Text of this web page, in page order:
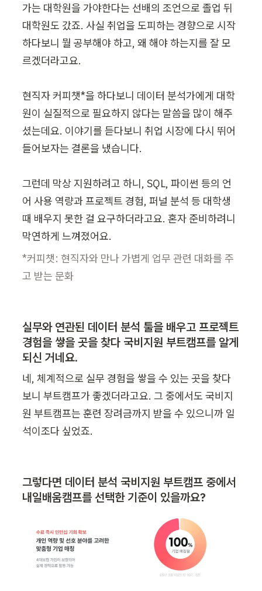
가는 대학원을 가야한다는 선배의 조언으로 졸업 뒤
대학원도 갔죠. 사실 취업을 도피하는 경향으로 시작
하다보니 뭘 공부해야 하고, 왜 해야 하는지를 잘 모
르겠더라고요.
현직자 커피챗*을 하다보니 데이터 분석가에게 대학
원이 실질적으로 필요하지 않다는 말씀을 많이 해주
셨는데요. 이야기를 듣다보니 취업 시장에 다시 뛰어
들어보자는 결론을 냈습니다.
그런데 막상 지원하려고 하니, SQL, 파이썬 등의 언
어 사용 역량과 프로젝트 경험, 퍼널 분석 등 대학생
때 배우지 못한 걸 요구하더라고요. 혼자 준비하려니
막연하게 느껴졌어요.
*커피챗: 현직자와 만나 가볍게 업무 관련 대화를 주
고 받는 문화
실무와 연관된 데이터 분석 툴을 배우고 프로젝트
경험을 쌓을 곳을 찾다 국비지원 부트캠프를 알게
되신 거네요.
네, 체계적으로 실무 경험을 쌓을 수 있는 곳을 찾다
보니 부트캠프가 좋겠더라고요. 그 중에서도 국비지
원 부트캠프는 훈련 장려금까지 받을 수 있으니까 일
석이조다 싶었죠.
그렇다면 데이터 분석 국비지원 부트캠프 중에서
내일배움캠프를 선택한 기준이 있을까요?